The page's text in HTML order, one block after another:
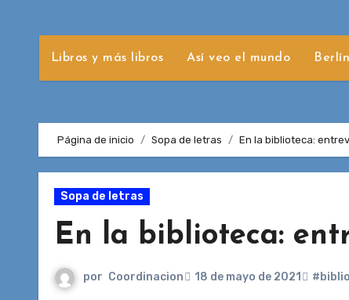
Libros y más libros Así veo el mundo
Página de inicio Sopa de letras En la biblioteca:
Sopa de letras
En la biblioteca:
por Coordinacion 18 de mayo de 2021